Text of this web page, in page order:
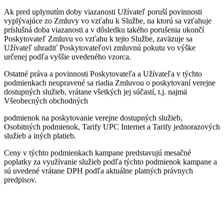
Ak pred uplynutím doby viazanosti Užívateľ poruší povinnosti
vyplývajúce zo Zmluvy vo vzťahu k Službe, na ktorú sa vzťahuje
príslušná doba viazanosti a v dôsledku takého porušenia ukončí
Poskytovateľ Zmluvu vo vzťahu k tejto Službe, zaväzuje sa
Užívateľ uhradiť Poskytovateľovi zmluvnú pokutu vo výške
určenej podľa vyššie uvedeného vzorca.
Ostatné práva a povinnosti Poskytovateľa a Užívateľa v týchto
podmienkach neupravené sa riadia Zmluvou o poskytovaní verejne
dostupných služieb, vrátane všetkých jej súčastí, t.j. najmä
Všeobecných obchodných
podmienok na poskytovanie verejne dostupných služieb,
Osobitných podmienok, Tarify UPC Internet a Tarify jednorazových
služieb a iných platieb.
Ceny v týchto podmienkach kampane predstavujú mesačné
poplatky za využívanie služieb podľa týchto podmienok kampane a
sú uvedené vrátane DPH podľa aktuálne platných právnych
predpisov.